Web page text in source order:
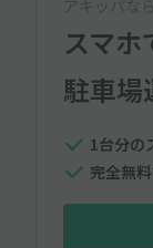
アキッパな
スマホ
駐車場
1台分の
完全無